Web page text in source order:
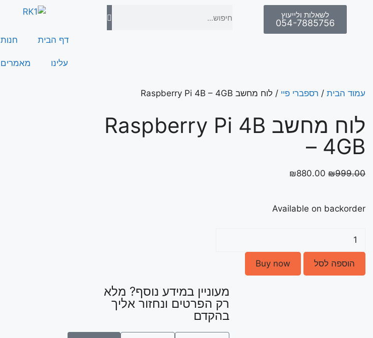
לשאלות ולייעוץ
054-7885756
דף הבית חנות
עלינו מאמרים
עמוד הבית / רספברי פיי / לוח מחשב Raspberry Pi 4B – 4GB
לוח מחשב Raspberry Pi 4B
– 4GB
₪999.00
₪880.00
Available on backorder
הוספה לסל Buy now
מעוניין במידע נוסף? מלא
רק הפרטים ונחזור אליך
בהקדם